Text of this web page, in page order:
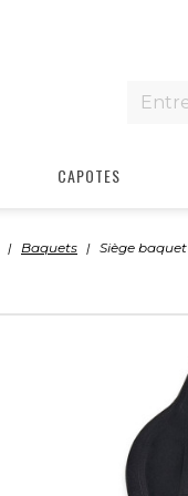
CAPOTES
Baquets Siège